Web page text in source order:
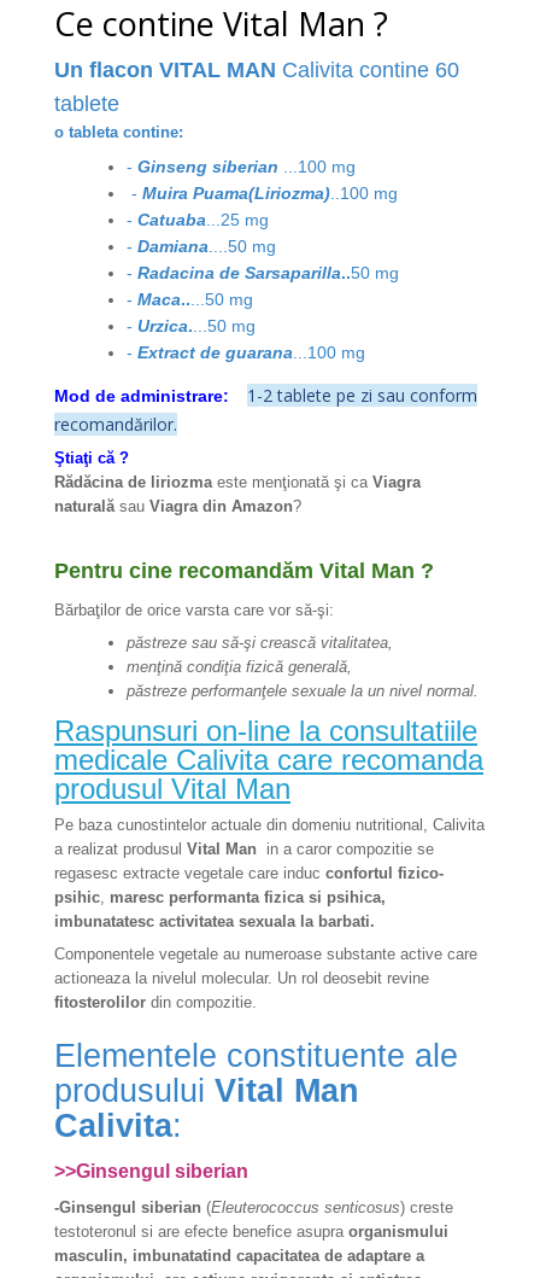
Ce contine Vital Man ?
Un flacon VITAL MAN Calivita contine 60
tablete
o tableta contine:
- Ginseng siberian
...100 mg
- Muira Puama(Liriozma)..100 mg
- Catuaba ...25 mg
- Damiana ....50 mg
- Radacina de Sarsaparilla..50 mg
- Maca.. ...50 mg
- Urzica. ...50 mg
- Extract de guarana ...100 mg
Mod de administrare:
1-2 tablete pe zi sau conform
recomandărilor.
Ştiaţi că ?
Rădăcina de liriozmaeste menţionată şi ca Viagra
naturalăsau Viagra din Amazon?
Pentru cine recomandăm Vital Man ?
Bărbaţilor de orice varsta care vor să-şi:
păstreze sau să-şi crească vitalitatea,
menţină condiţia fizică generală,
păstreze performanţele sexuale la un nivel normal.
Raspunsuri on-line la consultatiile
medicale Calivita care recomanda
produsul Vital Man
Pe baza cunostintelor actuale din domeniu nutritional, Calivita
a realizat produsul Vital Man
in a caror compozitie se
regasesc extracte vegetale care induc confortul fizico-
psihic, maresc performanta fizica si psihica,
imbunatatesc activitatea sexuala la barbati.
Componentele vegetale au numeroase substante active care
actioneaza la nivelul molecular. Un rol deosebit revine
fitosterolilor din compozitie.
Elementele constituente ale
produsului Vital Man
Calivita:
>>Ginsengul siberian
-Ginsengul siberian (Eleuterococcus senticosus) creste
testoteronul si are efecte benefice asupra organismului
masculin, imbunatatind capacitatea de adaptare a